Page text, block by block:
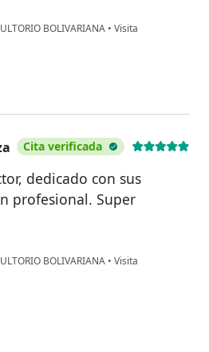
BOLIVARIANA • Visita
González
Cita verificada
dedicado con sus
profesional. Super
BOLIVARIANA • Visita
mena meza